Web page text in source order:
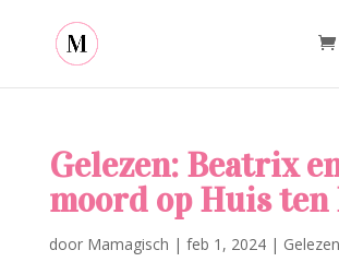
Gelezen: Beatrix
moord op Huis ten
door Mamagisch | feb 1, 2024|